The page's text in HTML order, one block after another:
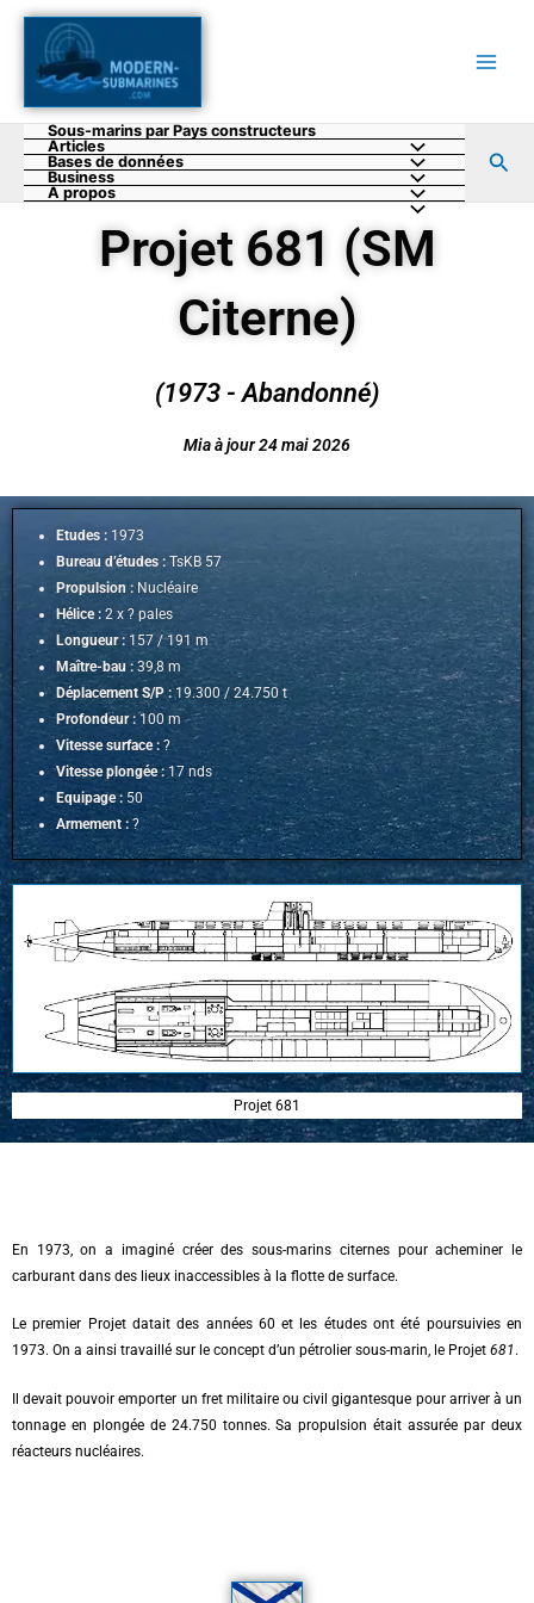
Aller
contenu
Sous-marins par Pays constructeurs
Articles
Bases de données
Business
A propos
Projet 681 (SM
Citerne)
(1973 - Abandonné)
Mia à jour 24 mai 2026
Etudes : 1973
Bureau d’études : TsKB 57
Propulsion : Nucléaire
Hélice : 2 x ? pales
Longueur : 157 / 191 m
Maître-bau : 39,8 m
Déplacement S/P :19.300 / 24.750 t
Profondeur : 100 m
Vitesse surface : ?
Vitesse plongée : 17 nds
Equipage : 50
Armement : ?
Projet 681
En 1973, on a imaginé créer des sous-marins citernes pour acheminer le
carburant dans des lieux inaccessibles à la flotte de surface.
Le premier Projet datait des années 60 et les études ont été poursuivies en
1973. On a ainsi travaillé sur le concept d’un pétrolier sous-marin, le Projet 681 .
Il devait pouvoir emporter un fret militaire ou civil gigantesque pour arriver à un
tonnage en plongée de 24.750 tonnes. Sa propulsion était assurée par deux
réacteurs nucléaires.